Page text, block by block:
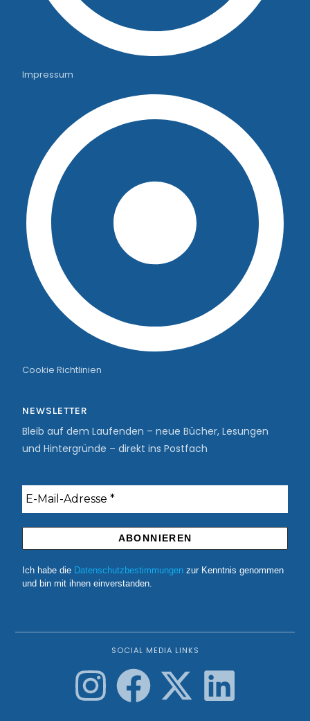
Impressum
Cookie Richtlinien
NEWSLETTER
Bleib auf dem Laufenden – neue Bücher, Lesungen
und Hintergründe – direkt ins Postfach
Ich habe die Datenschutzbestimmungen zur Kenntnis genommen
und bin mit ihnen einverstanden.
SOCIAL MEDIA LINKS